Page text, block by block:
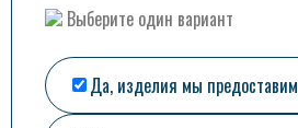
Выберите один вариант
Да, изделия мы предоставим